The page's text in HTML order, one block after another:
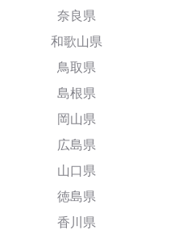
奈良県
和歌山県
鳥取県
島根県
岡山県
広島県
山口県
徳島県
香川県